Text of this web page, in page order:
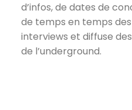
d’infos, de dates de
de temps en temps
interviews et diffuse
de l’underground.